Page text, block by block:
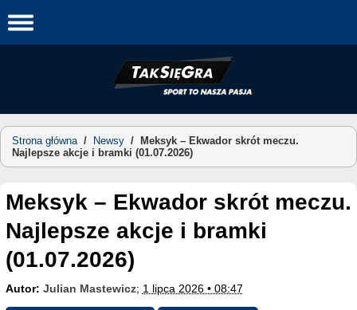
to
Strona główna/ Newsy /
Meksyk – Ekwador skrót meczu.
Najlepsze akcje i bramki (01.07.2026)
Meksyk – Ekwador skrót meczu.
Najlepsze akcje i bramki
(01.07.2026)
Autor: Julian Mastewicz; 1 lipca 2026 • 08:47